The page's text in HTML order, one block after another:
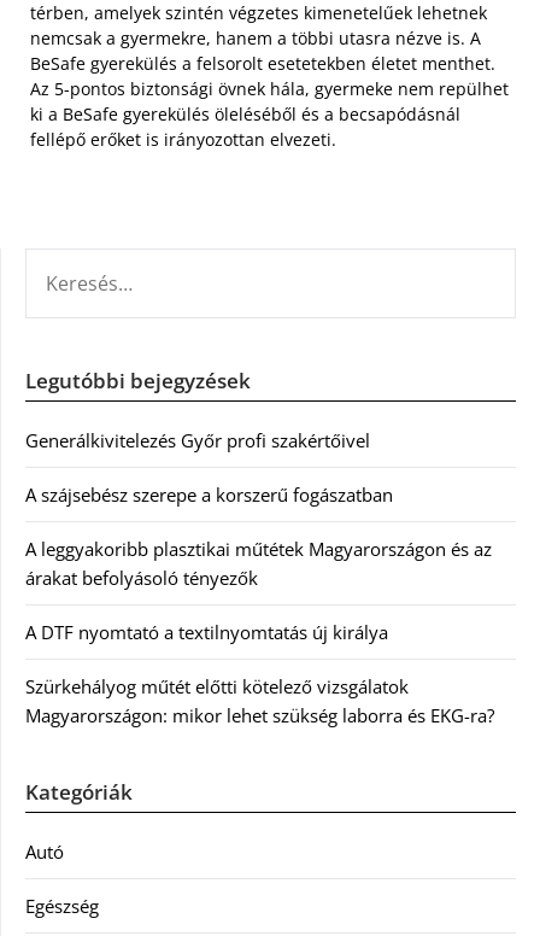
térben, amelyek szintén végzetes kimenetelűek lehetnek
nemcsak a gyermekre, hanem a többi utasra nézve is. A
BeSafe gyerekülés a felsorolt esetetekben életet menthet.
Az 5-pontos biztonsági övnek hála, gyermeke nem repülhet
ki a BeSafe gyerekülés öleléséből és a becsapódásnál
fellépő erőket is irányozottan elvezeti.
Legutóbbi bejegyzések
Generálkivitelezés Győr profi szakértőivel
A szájsebész szerepe a korszerű fogászatban
A leggyakoribb plasztikai műtétek Magyarországon és az
árakat befolyásoló tényezők
A DTF nyomtató a textilnyomtatás új királya
Szürkehályog műtét előtti kötelező vizsgálatok
Magyarországon: mikor lehet szükség laborra és EKG-ra?
Kategóriák
Autó
Egészség